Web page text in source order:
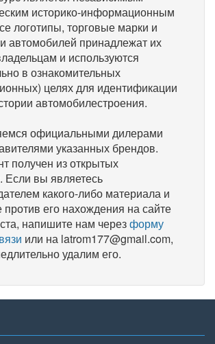
историко-информационным
логотипы, торговые марки и
автомобилей принадлежат их
и используются
в ознакомительных
целях для идентификации
автомобилестроения.
официальными дилерами
указанных брендов.
получен из открытых
Если вы являетесь
какого-либо материала и
против его нахождения на сайте
напишите нам черезформу
или на latrom177@gmail.com,
удалим его.